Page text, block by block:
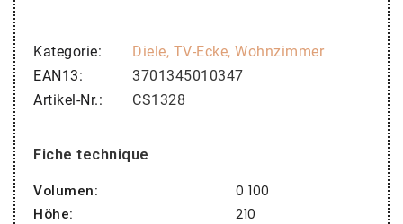
Kategorie
Diele, TV-Ecke, Wohnzimmer
EAN13
3701345010347
Artikel-Nr.
CS1328
Fiche technique
Volumen: 0 100
Höhe: 210